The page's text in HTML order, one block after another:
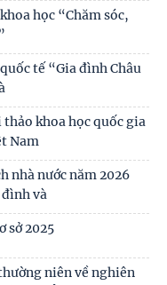
mạc trưng bày
lai"
của Đảng
ở Hà Nội với vấn
và Học viện Chính
Việt Nam thăm và
Xã hội
học “Chăm sóc,
tế “Gia đình Châu
khoa học quốc gia